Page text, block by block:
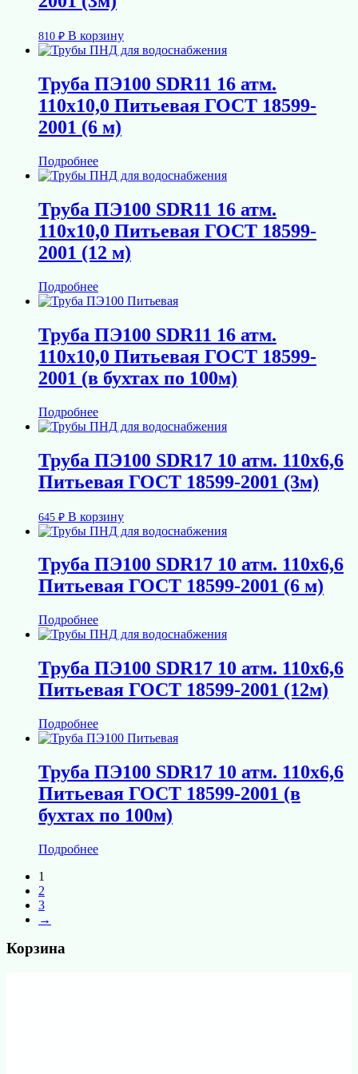
810 ₽ В корзину
Труба ПЭ100 SDR11 16 атм.
110х10,0 Питьевая ГОСТ 18599-
2001 (6 м)
Подробнее
Труба ПЭ100 SDR11 16 атм.
110х10,0 Питьевая ГОСТ 18599-
2001 (12 м)
Подробнее
Труба ПЭ100 SDR11 16 атм.
110х10,0 Питьевая ГОСТ 18599-
2001 (в бухтах по 100м)
Подробнее
Труба ПЭ100 SDR17 10 атм. 110х6,6
Питьевая ГОСТ 18599-2001 (3м)
645 ₽ В корзину
Труба ПЭ100 SDR17 10 атм. 110х6,6
Питьевая ГОСТ 18599-2001 (6 м)
Подробнее
Труба ПЭ100 SDR17 10 атм. 110х6,6
Питьевая ГОСТ 18599-2001 (12м)
Подробнее
Труба ПЭ100 SDR17 10 атм. 110х6,6
Питьевая ГОСТ 18599-2001 (в
бухтах по 100м)
Подробнее
1
2
3
→
Корзина